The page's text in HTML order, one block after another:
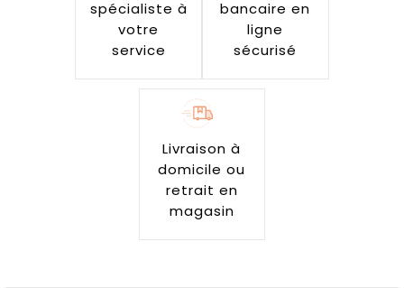
spécialiste à
votre
service
bancaire en
ligne
sécurisé
Livraison à
domicile ou
retrait en
magasin